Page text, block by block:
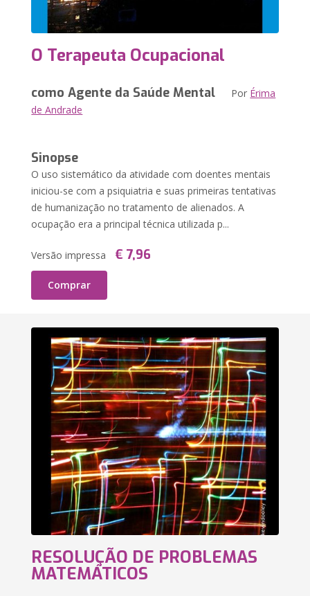
O Terapeuta Ocupacional
como Agente da Saúde Mental Por Érima
de Andrade
Sinopse
O uso sistemático da atividade com doentes mentais
iniciou-se com a psiquiatria e suas primeiras tentativas
de humanização no tratamento de alienados. A
ocupação era a principal técnica utilizada p...
Versão impressa € 7,96
Comprar
RESOLUÇÃO DE PROBLEMAS
MATEMÁTICOS